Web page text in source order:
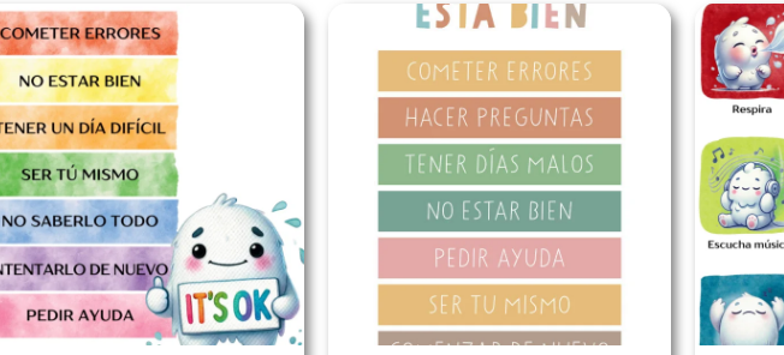
Rango
de
precios:
desde
5,99 €
hasta
7,99 €